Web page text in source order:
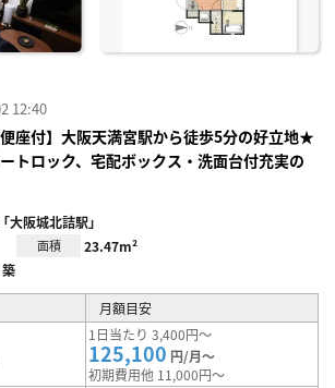
12:40
便座付】大阪天満宮駅から徒歩5分の好立地★
トロック、宅配ボックス・洗面台付充実の
大阪城北詰駅」
面積 23.47m²
月額目安
1日当たり 3,400円～
125,100 円/月～
初期費用他 11,000円～